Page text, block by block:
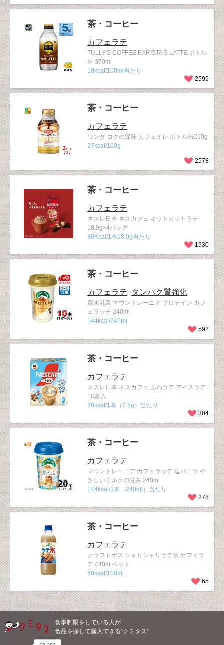
茶・コーヒー
カフェラテ
TULLY'S COFFEE BARISTA’S LATTE ボトル
缶 370ml
10kcal/100ml当たり
2599
茶・コーヒー
カフェラテ
ワンダ コクの深味 カフェオレ ボトル缶260g
27kcal/100g
2578
茶・コーヒー
カフェラテ
ネスレ日本 ネスカフェ キットカットラテ
18.9g×4パック
80Kcal/1本18.9g当たり
1930
茶・コーヒー
カフェラテ タンパク質強化
森永乳業 マウントレーニア プロテイン カフ
ェラッテ 240ml
144kcal/240ml
592
茶・コーヒー
カフェラテ
ネスレ日本 ネスカフェ ふわラテ アイスラテ
18本入
28kcal/1本（7.5g）当たり
304
茶・コーヒー
カフェラテ
マウントレーニア カフェラッテ 塩バニラ や
さしいミルクの甘み 240ml
144kcal/1本（240ml）当たり
278
茶・コーヒー
カフェラテ
クラフトボス シャリシャリラテ氷 カフェラ
テ 440mlペット
60kcal/100ml
65
食事制限をしている人が
食品を探して購入できる“クミタス”